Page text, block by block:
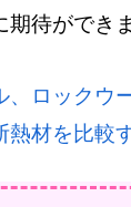
待ができ
ロックウ
熱材を比較